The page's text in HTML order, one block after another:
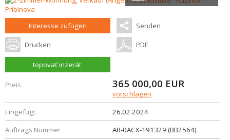
Interesse zufügen Senden
Drucken PDF
topovať inzerát
Preis 365 000,00 EUR
vorschlagen
Eingefügt
26.02.2024
Auftrags Nummer
AR-0ACX-191329 (BB2564)